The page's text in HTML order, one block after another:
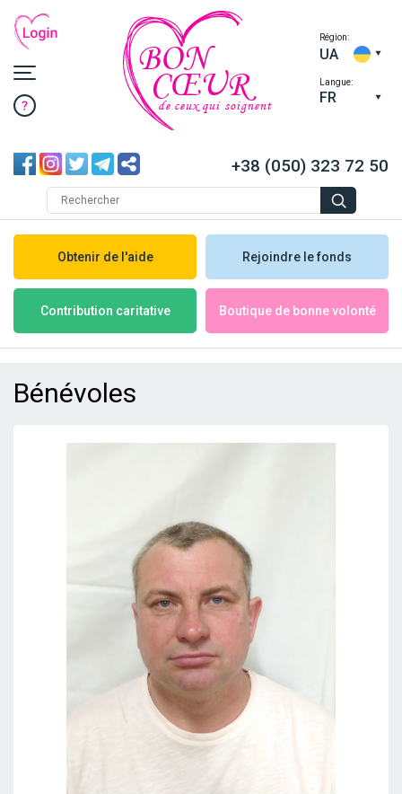
CŒUR
BON
de ceux qui soignent
Région:
UA
Langue:
FR
+38 (050) 323 72 50
Obtenir de l'aide Rejoindre le fonds
Contribution caritative Boutique de bonne volonté
Bénévoles